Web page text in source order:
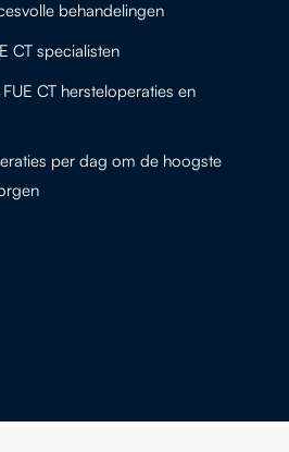
behandelingen
CT specialisten
CT hersteloperaties en
per dag om de hoogste